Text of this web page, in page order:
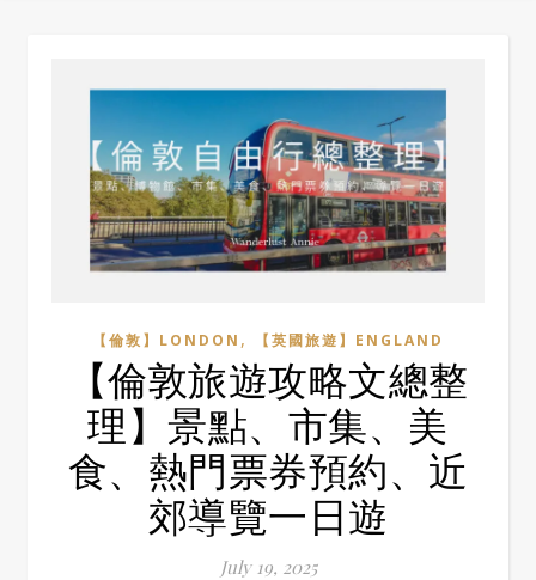
【倫敦】LONDON , 【英國旅遊】ENGLAND
【倫敦旅遊攻略文總整
理】景點、市集、美
食、熱門票券預約、近
郊導覽一日遊
July 19, 2025